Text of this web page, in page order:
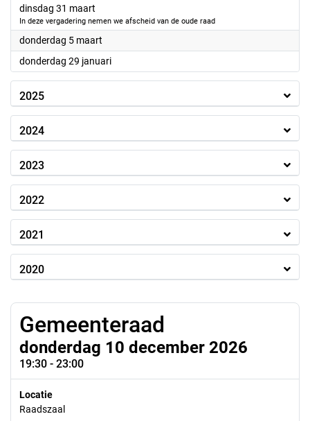
dinsdag 31 maart
In deze vergadering nemen we afscheid van de oude raad
donderdag 5 maart
donderdag 29 januari2026
2025
2024
2023
2022
2021
2020
Gemeenteraad
donderdag 10 december 2026
19:30 - 23:00
Locatie
Raadszaal